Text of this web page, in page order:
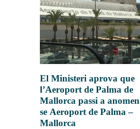
El Ministeri aprova que
l’Aeroport de Palma de
Mallorca passi a
se Aeroport de Palma –
Mallorca